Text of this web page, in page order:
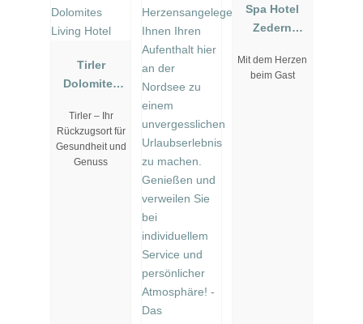
Tirler
Dolomites
Tirler – Ihr
Rückzugsort für
Gesundheit und
Genuss
Spa Hotel
Zedern
Mit dem Herzen
beim Gast